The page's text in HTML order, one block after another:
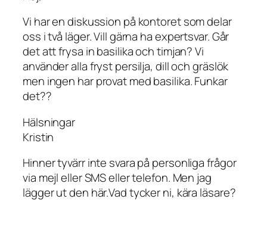
Vi har en diskussion på kontoret som delar
oss i två läger. Vill gärna ha expertsvar. Går
det att frysa in basilika och timjan? Vi
använder alla fryst persilja, dill och gräslök
men ingen har provat med basilika. Funkar
det??
Hälsningar
Kristin
Hinner tyvärr inte svara på personliga frågor
via mejl eller SMS eller telefon. Men jag
lägger ut den här.Vad tycker ni, kära läsare?